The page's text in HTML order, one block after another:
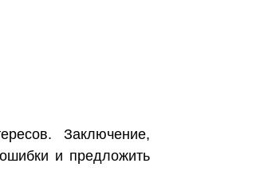
Заключение,
ошибки и предложить